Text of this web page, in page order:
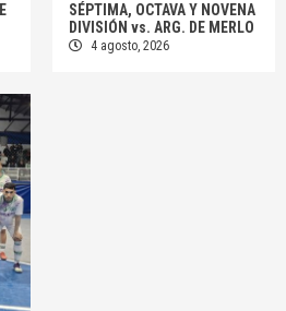
SÉPTIMA, OCTAVA Y NOVENA
DIVISIÓN vs. ARG. DE MERLO
4 agosto, 2026